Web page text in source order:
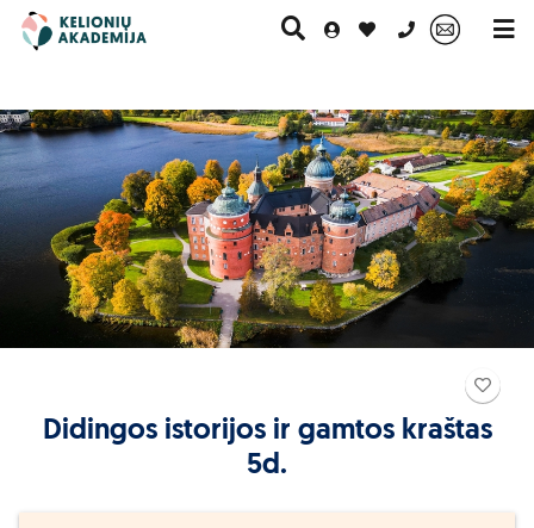
0 700 11007
Paskutinė
minutė
Pažintinės
kelionės
Egzotinės
kelionės
Kruizai
Didingos istorijos ir gamtos kraštas
5d.